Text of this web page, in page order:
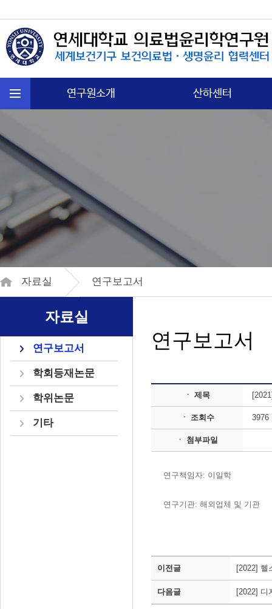
연구원소개 산하센터
자료실 연구보고서
자료실
연구보고서
학회등재논문
학위논문
기타
연구보고서
ㆍ 제목
ㆍ 조회수 3976
ㆍ 첨부파일
연구책임자: 이일학
연구기관: 해외업체 및 기관
이전글 [2022] 헬
다음글 [2022] 디